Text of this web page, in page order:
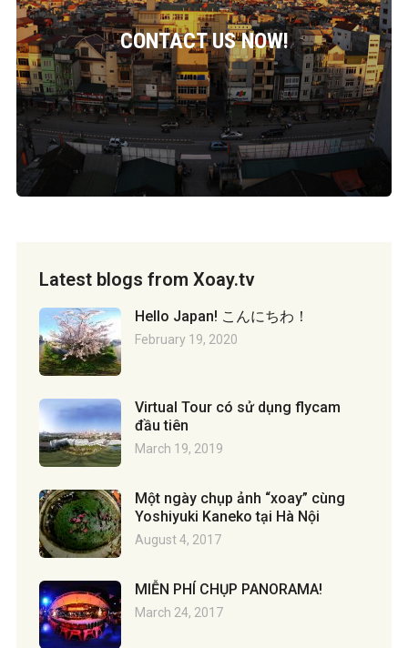
CONTACT US NOW!
Latest blogs from Xoay.tv
Hello Japan! こんにちわ！
February 19, 2020
Virtual Tour có sử dụng flycam
đầu tiên
March 19, 2019
Một ngày chụp ảnh “xoay” cùng
Yoshiyuki Kaneko tại Hà Nội
August 4, 2017
MIỄN PHÍ CHỤP PANORAMA!
March 24, 2017